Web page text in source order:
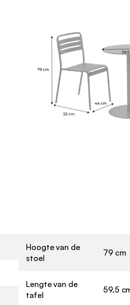
Hoogte van de
stoel
79 cm
Lengte van de
tafel
59,5